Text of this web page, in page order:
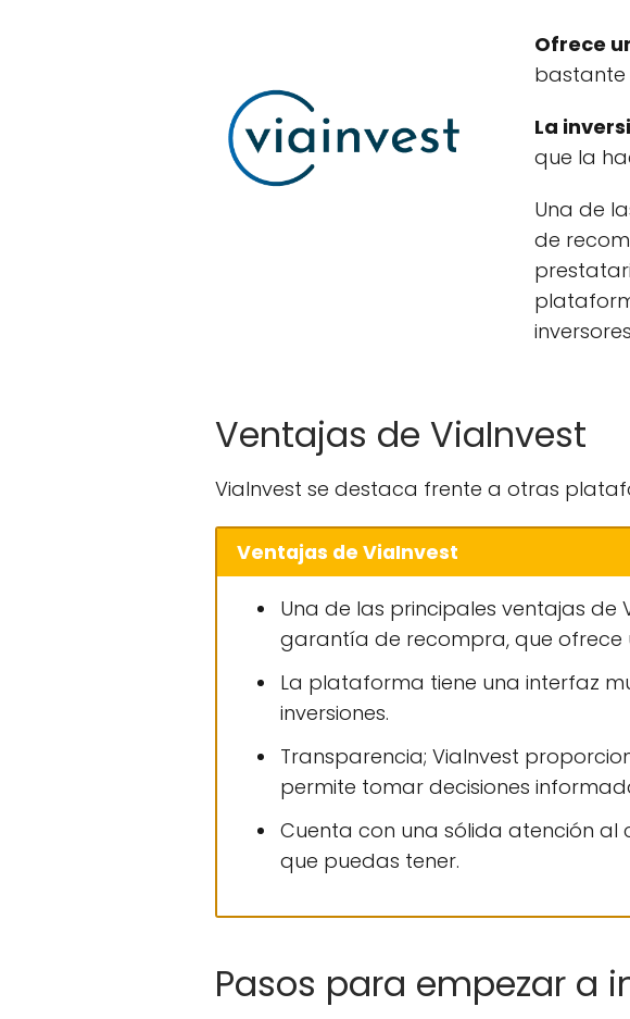
Ofrece
bastante
La
que la
Una de
de
Ventajas de ViaInvest
ViaInvest se destaca frente a otras
Ventajas de ViaInvest
Una de las principales ventajas
garantía de recompra, que ofrece
La plataforma tiene una interfaz
inversiones.
Transparencia; ViaInvest
permite tomar decisiones
Cuenta con una sólida atención
que puedas tener.
Pasos para empezar a